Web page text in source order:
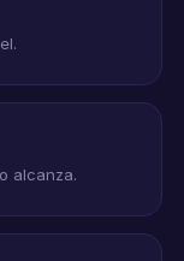
alcanza.